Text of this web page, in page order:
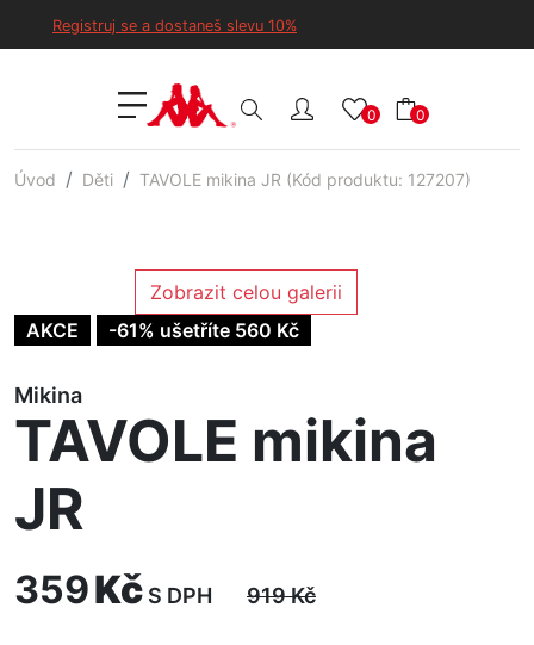
Registruj se a dostaneš slevu 10%
0 0
Úvod Děti TAVOLE mikina JR (Kód produktu: 127207)
Zobrazit celou galerii
AKCE
-61% ušetříte 560 Kč
Mikina
TAVOLE mikina
JR
359Kč S DPH 919Kč